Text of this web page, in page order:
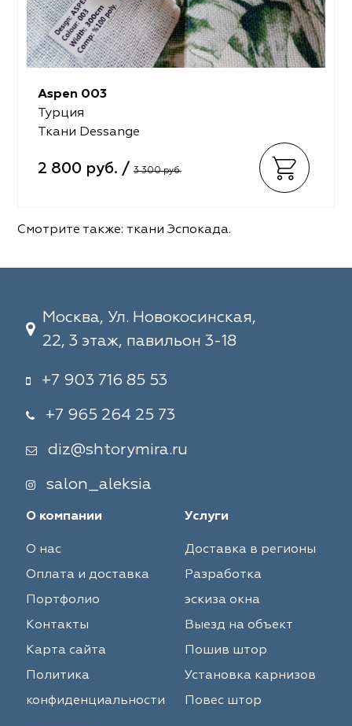
Aspen 003
Турция
Ткани Dessange
2 800 руб. / 3 300 руб.
Смотрите также: ткани Эспокада.
Москва, Ул. Новокосинская,
22, 3 этаж, павильон 3-18
+7 903 716 85 53
+7 965 264 25 73
diz@shtorymira.ru
salon_aleksia
О компании
О нас
Оплата и доставка
Портфолио
Контакты
Карта сайта
Политика
конфиденциальности
Услуги
Доставка в регионы
Разработка
эскиза окна
Выезд на объект
Пошив штор
Установка карнизов
Повес штор